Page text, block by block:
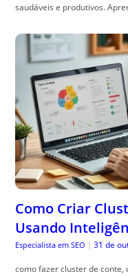
saudáveis e produtivos.
Como Criar
Usando
Especialista em SEO | 31 de
como fazer cluster de